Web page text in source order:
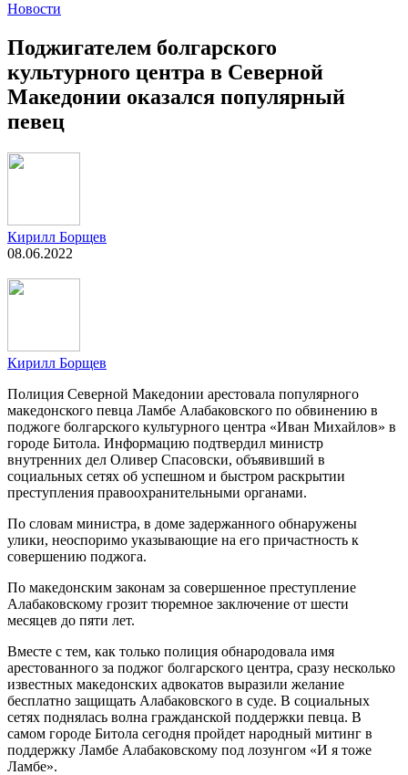
Новости
Поджигателем болгарского
культурного центра в Северной
Македонии оказался популярный
певец
Кирилл Борщев
08.06.2022
Кирилл Борщев
Полиция Северной Македонии арестовала популярного
македонского певца Ламбе Алабаковского по обвинению в
поджоге болгарского культурного центра «Иван Михайлов» в
городе Битола. Информацию подтвердил министр
внутренних дел Оливер Спасовски, объявивший в
социальных сетях об успешном и быстром раскрытии
преступления правоохранительными органами.
По словам министра, в доме задержанного обнаружены
улики, неоспоримо указывающие на его причастность к
совершению поджога.
По македонским законам за совершенное преступление
Алабаковскому грозит тюремное заключение от шести
месяцев до пяти лет.
Вместе с тем, как только полиция обнародовала имя
арестованного за поджог болгарского центра, сразу несколько
известных македонских адвокатов выразили желание
бесплатно защищать Алабаковского в суде. В социальных
сетях поднялась волна гражданской поддержки певца. В
самом городе Битола сегодня пройдет народный митинг в
поддержку Ламбе Алабаковскому под лозунгом «И я тоже
Ламбе».